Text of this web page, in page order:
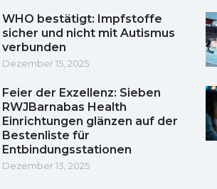
WHO bestätigt: Impfstoffe
sicher und nicht mit Autismus
verbunden
Dezember 15, 2025
Feier der Exzellenz: Sieben
RWJBarnabas Health
Einrichtungen glänzen auf der
Bestenliste für
Entbindungsstationen
Dezember 13, 2025